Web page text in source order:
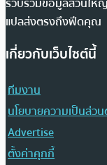
แปลส่งตรงถึงฟีดคุณ
เกี่ยวกับเว็บไซต์นี้
ทีมงาน
นโยบายความเป็นส่ว
Advertise
ตั้งค่าคุกกี้